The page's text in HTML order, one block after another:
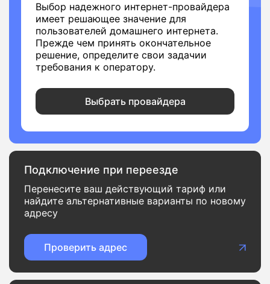
Выбор надежного интернет-провайдера
имеет решающее значение для
пользователей домашнего интернета.
Прежде чем принять окончательное
решение, определите свои задачии
требования к оператору.
Выбрать провайдера
Подключение при переезде
Перенесите ваш действующий тариф или
найдите альтернативные варианты по новому
адресу
Проверить адрес